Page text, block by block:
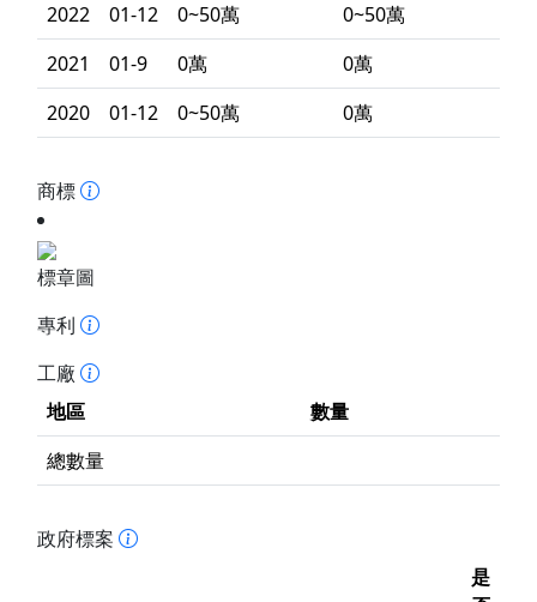
2022
01-12 0~50萬
0~50萬
2021
01-9 0萬
0萬
2020
01-12 0~50萬 0萬
商標
標章圖
專利
工廠
地區
數量
總數量
政府標案
是